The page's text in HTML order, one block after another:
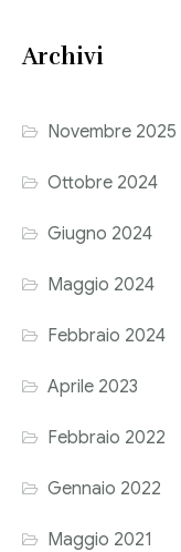
Press
Contatti
Archivi
Novembre 2025
Ottobre 2024
Giugno 2024
Maggio 2024
Febbraio 2024
Aprile 2023
Febbraio 2022
Gennaio 2022
Maggio 2021